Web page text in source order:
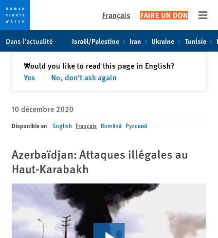
toto
content
Français FAIRE UN DON
Dans l’actualité Israël/Palestine Iran Ukraine Tunisie
Would you like to read this page in English?
Yes
No, don't ask again
✕Fermer
10 décembre 2020
Disponible en English Français Română Русский
Azerbaïdjan: Attaques illégales au
Haut-Karabakh